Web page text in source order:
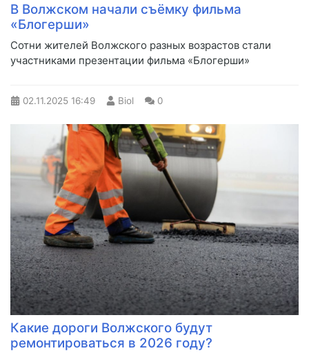
В Волжском начали съёмку фильма
«Блогерши»
Сотни жителей Волжского разных возрастов стали
участниками презентации фильма «Блогерши»
02.11.2025 16:49 Biol 0
Какие дороги Волжского будут
ремонтироваться в 2026 году?